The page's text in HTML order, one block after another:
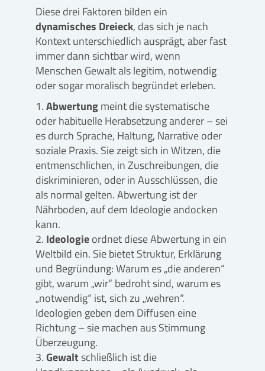
Diese drei Faktoren bilden ein
dynamisches Dreieck, das sich je nach
Kontext unterschiedlich ausprägt, aber fast
immer dann sichtbar wird, wenn
Menschen Gewalt als legitim, notwendig
oder sogar moralisch begründet erleben.
Abwertungmeint die systematische
oder habituelle Herabsetzung anderer – sei
es durch Sprache, Haltung, Narrative oder
soziale Praxis. Sie zeigt sich in Witzen, die
entmenschlichen, in Zuschreibungen, die
diskriminieren, oder in Ausschlüssen, die
als normal gelten. Abwertung ist der
Nährboden, auf dem Ideologie andocken
kann.
Ideologieordnet diese Abwertung in ein
Weltbild ein. Sie bietet Struktur, Erklärung
und Begründung: Warum es „die anderen“
gibt, warum „wir“ bedroht sind, warum es
„notwendig“ ist, sich zu „wehren“.
Ideologien geben dem Diffusen eine
Richtung – sie machen aus Stimmung
Überzeugung.
Gewaltschließlich ist die